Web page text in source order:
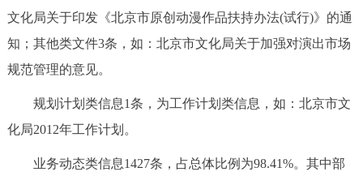
ITALIANO
回到顶部
文化局关于印发《北京市原创动漫作品扶持办法(试行)》的通
知；其他类文件3条，如：北京市文化局关于加强对演出市场
规范管理的意见。
规划计划类信息1条，为工作计划类信息，如：北京市文
化局2012年工作计划。
业务动态类信息1427条，占总体比例为98.41%。其中部